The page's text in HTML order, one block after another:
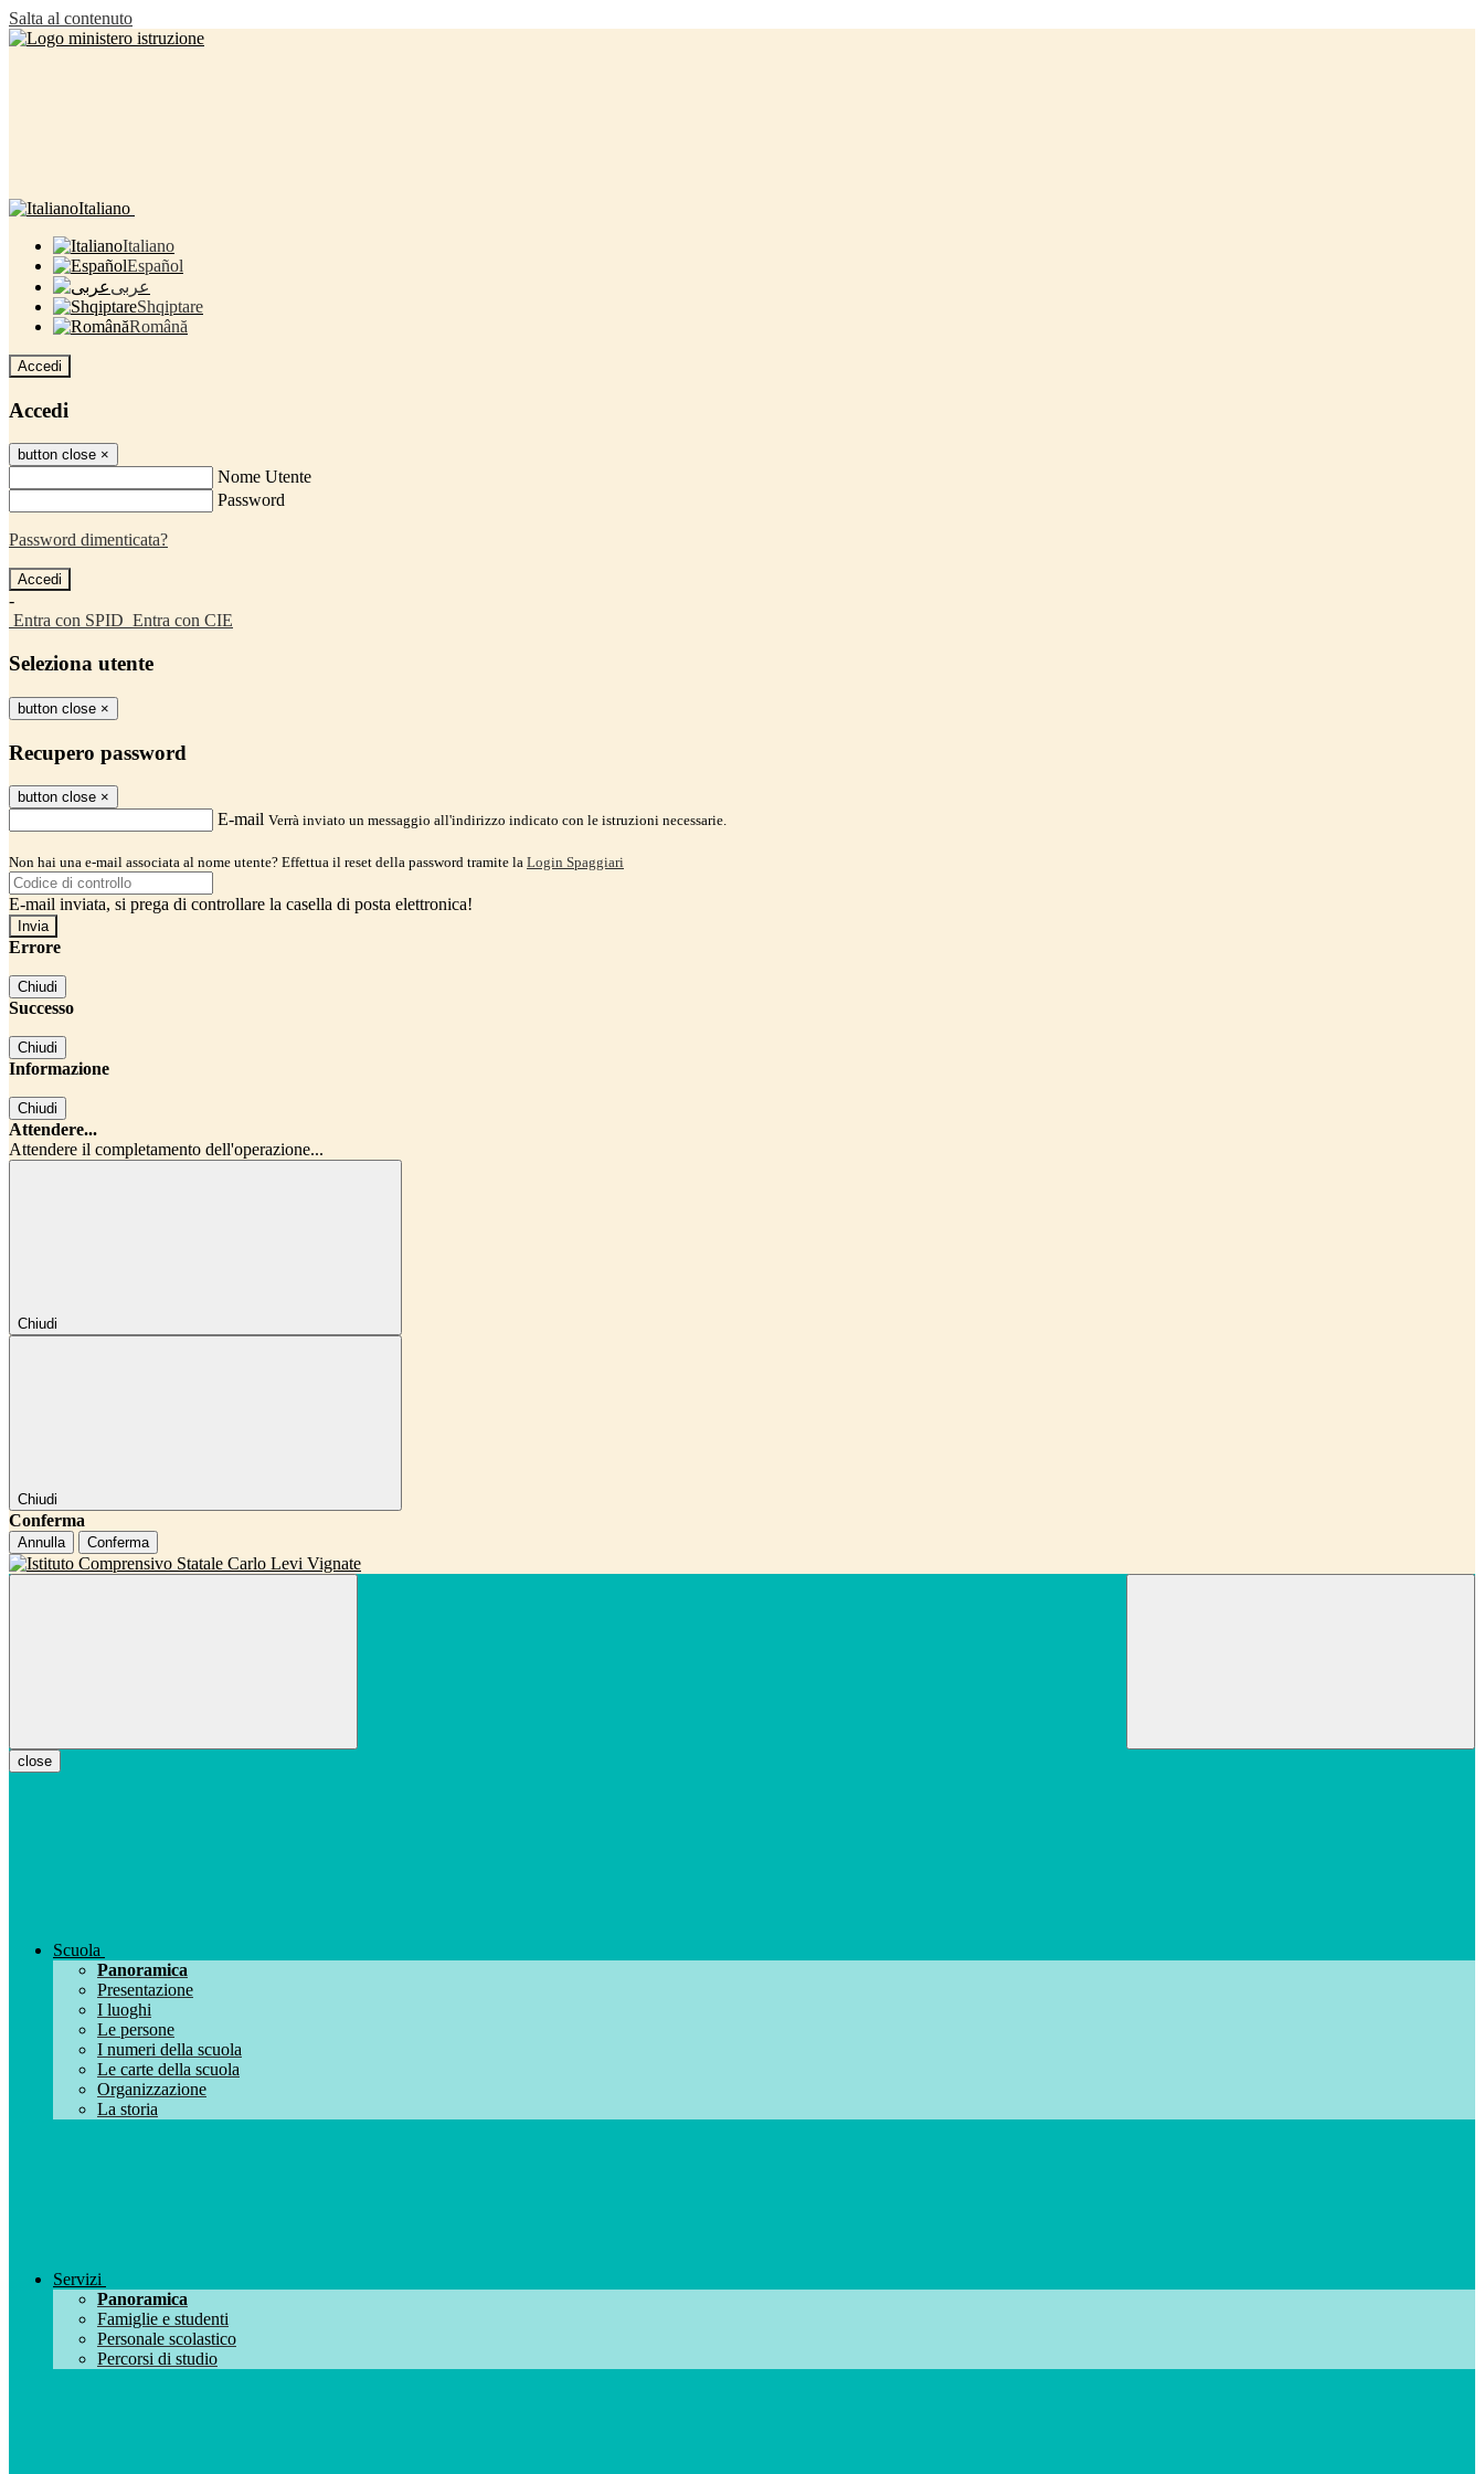
Salta al contenuto
Italiano
Italiano
Español
عربى
Shqiptare
Română
Accedi
Accedi
button close ×
Nome Utente
Password
Password dimenticata?
-
Entra con SPID Entra con CIE
Seleziona utente
button close ×
Recupero password
button close ×
E-mail Verrà inviato un messaggio all'indirizzo indicato con le istruzioni necessarie.
Non hai una e-mail associata al nome utente? Effettua il reset della password tramite la Login Spaggiari
E-mail inviata, si prega di controllare la casella di posta elettronica!
Errore
Chiudi
Successo
Chiudi
Informazione
Chiudi
Attendere...
Attendere il completamento dell'operazione...
Chiudi
Chiudi
Conferma
Annulla Conferma
close
Scuola
Panoramica
Presentazione
I luoghi
Le persone
I numeri della scuola
Le carte della scuola
Organizzazione
La storia
Servizi
Panoramica
Famiglie e studenti
Personale scolastico
Percorsi di studio